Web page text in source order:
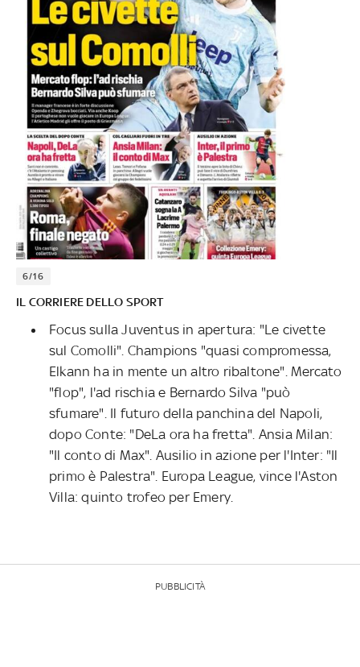
6/16
IL CORRIERE DELLO SPORT
Focus sulla Juventus in apertura: "Le civette
sul Comolli". Champions "quasi compromessa,
Elkann ha in mente un altro ribaltone". Mercato
"flop", l'ad rischia e Bernardo Silva "può
sfumare". Il futuro della panchina del Napoli,
dopo Conte: "DeLa ora ha fretta". Ansia Milan:
"Il conto di Max". Ausilio in azione per l'Inter: "Il
primo è Palestra". Europa League, vince l'Aston
Villa: quinto trofeo per Emery.
PUBBLICITÀ